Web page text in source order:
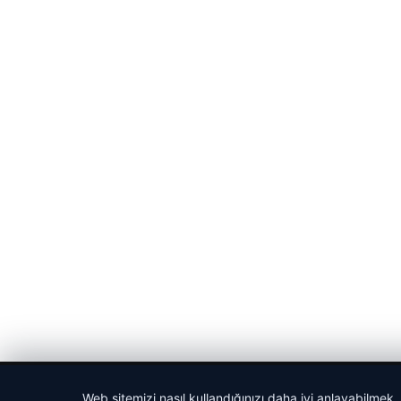
Web sitemizi nasıl kullandığınızı daha iyi